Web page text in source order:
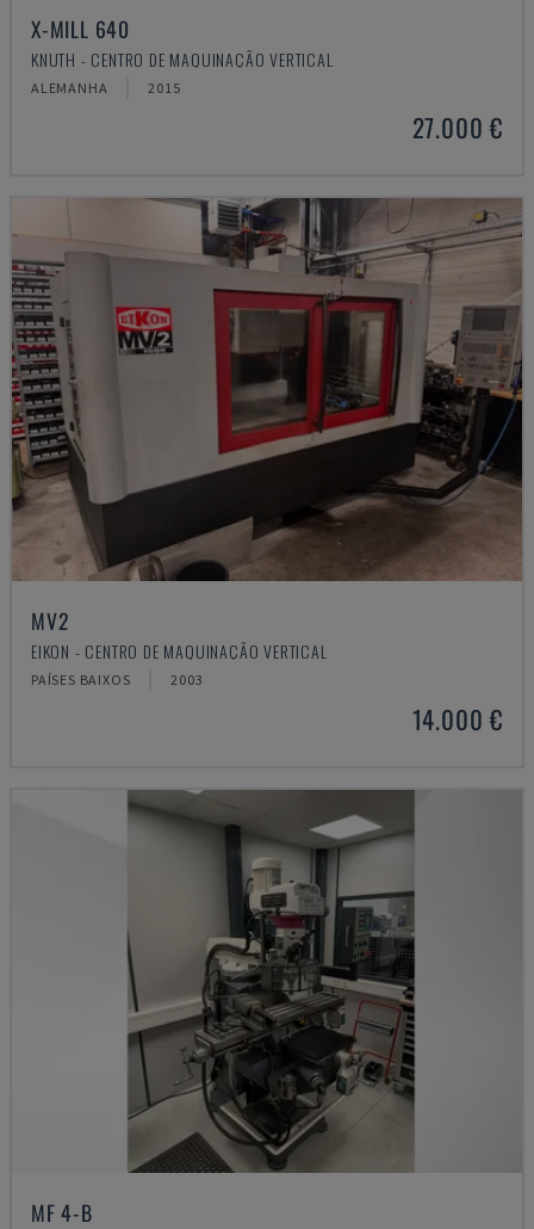
X-MILL 640
KNUTH - CENTRO DE MAQUINAÇÃO VERTICAL
ALEMANHA 2015
27.000 €
MV2
EIKON - CENTRO DE MAQUINAÇÃO VERTICAL
PAÍSES BAIXOS 2003
14.000 €
MF 4-B